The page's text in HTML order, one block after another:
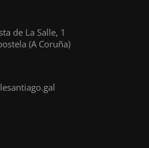
de La Salle, 1
(A Coruña)